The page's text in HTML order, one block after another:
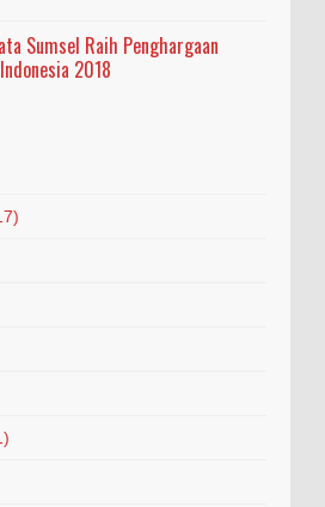
Sumsel Raih Penghargaan
2018